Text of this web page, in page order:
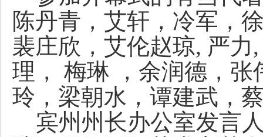
陈丹青，艾轩，冷军，
裴庄欣，艾伦赵琼, 严
理， 梅琳 ，余润德，
玲，梁朝水，谭建武，
宾州州长办公室发言人